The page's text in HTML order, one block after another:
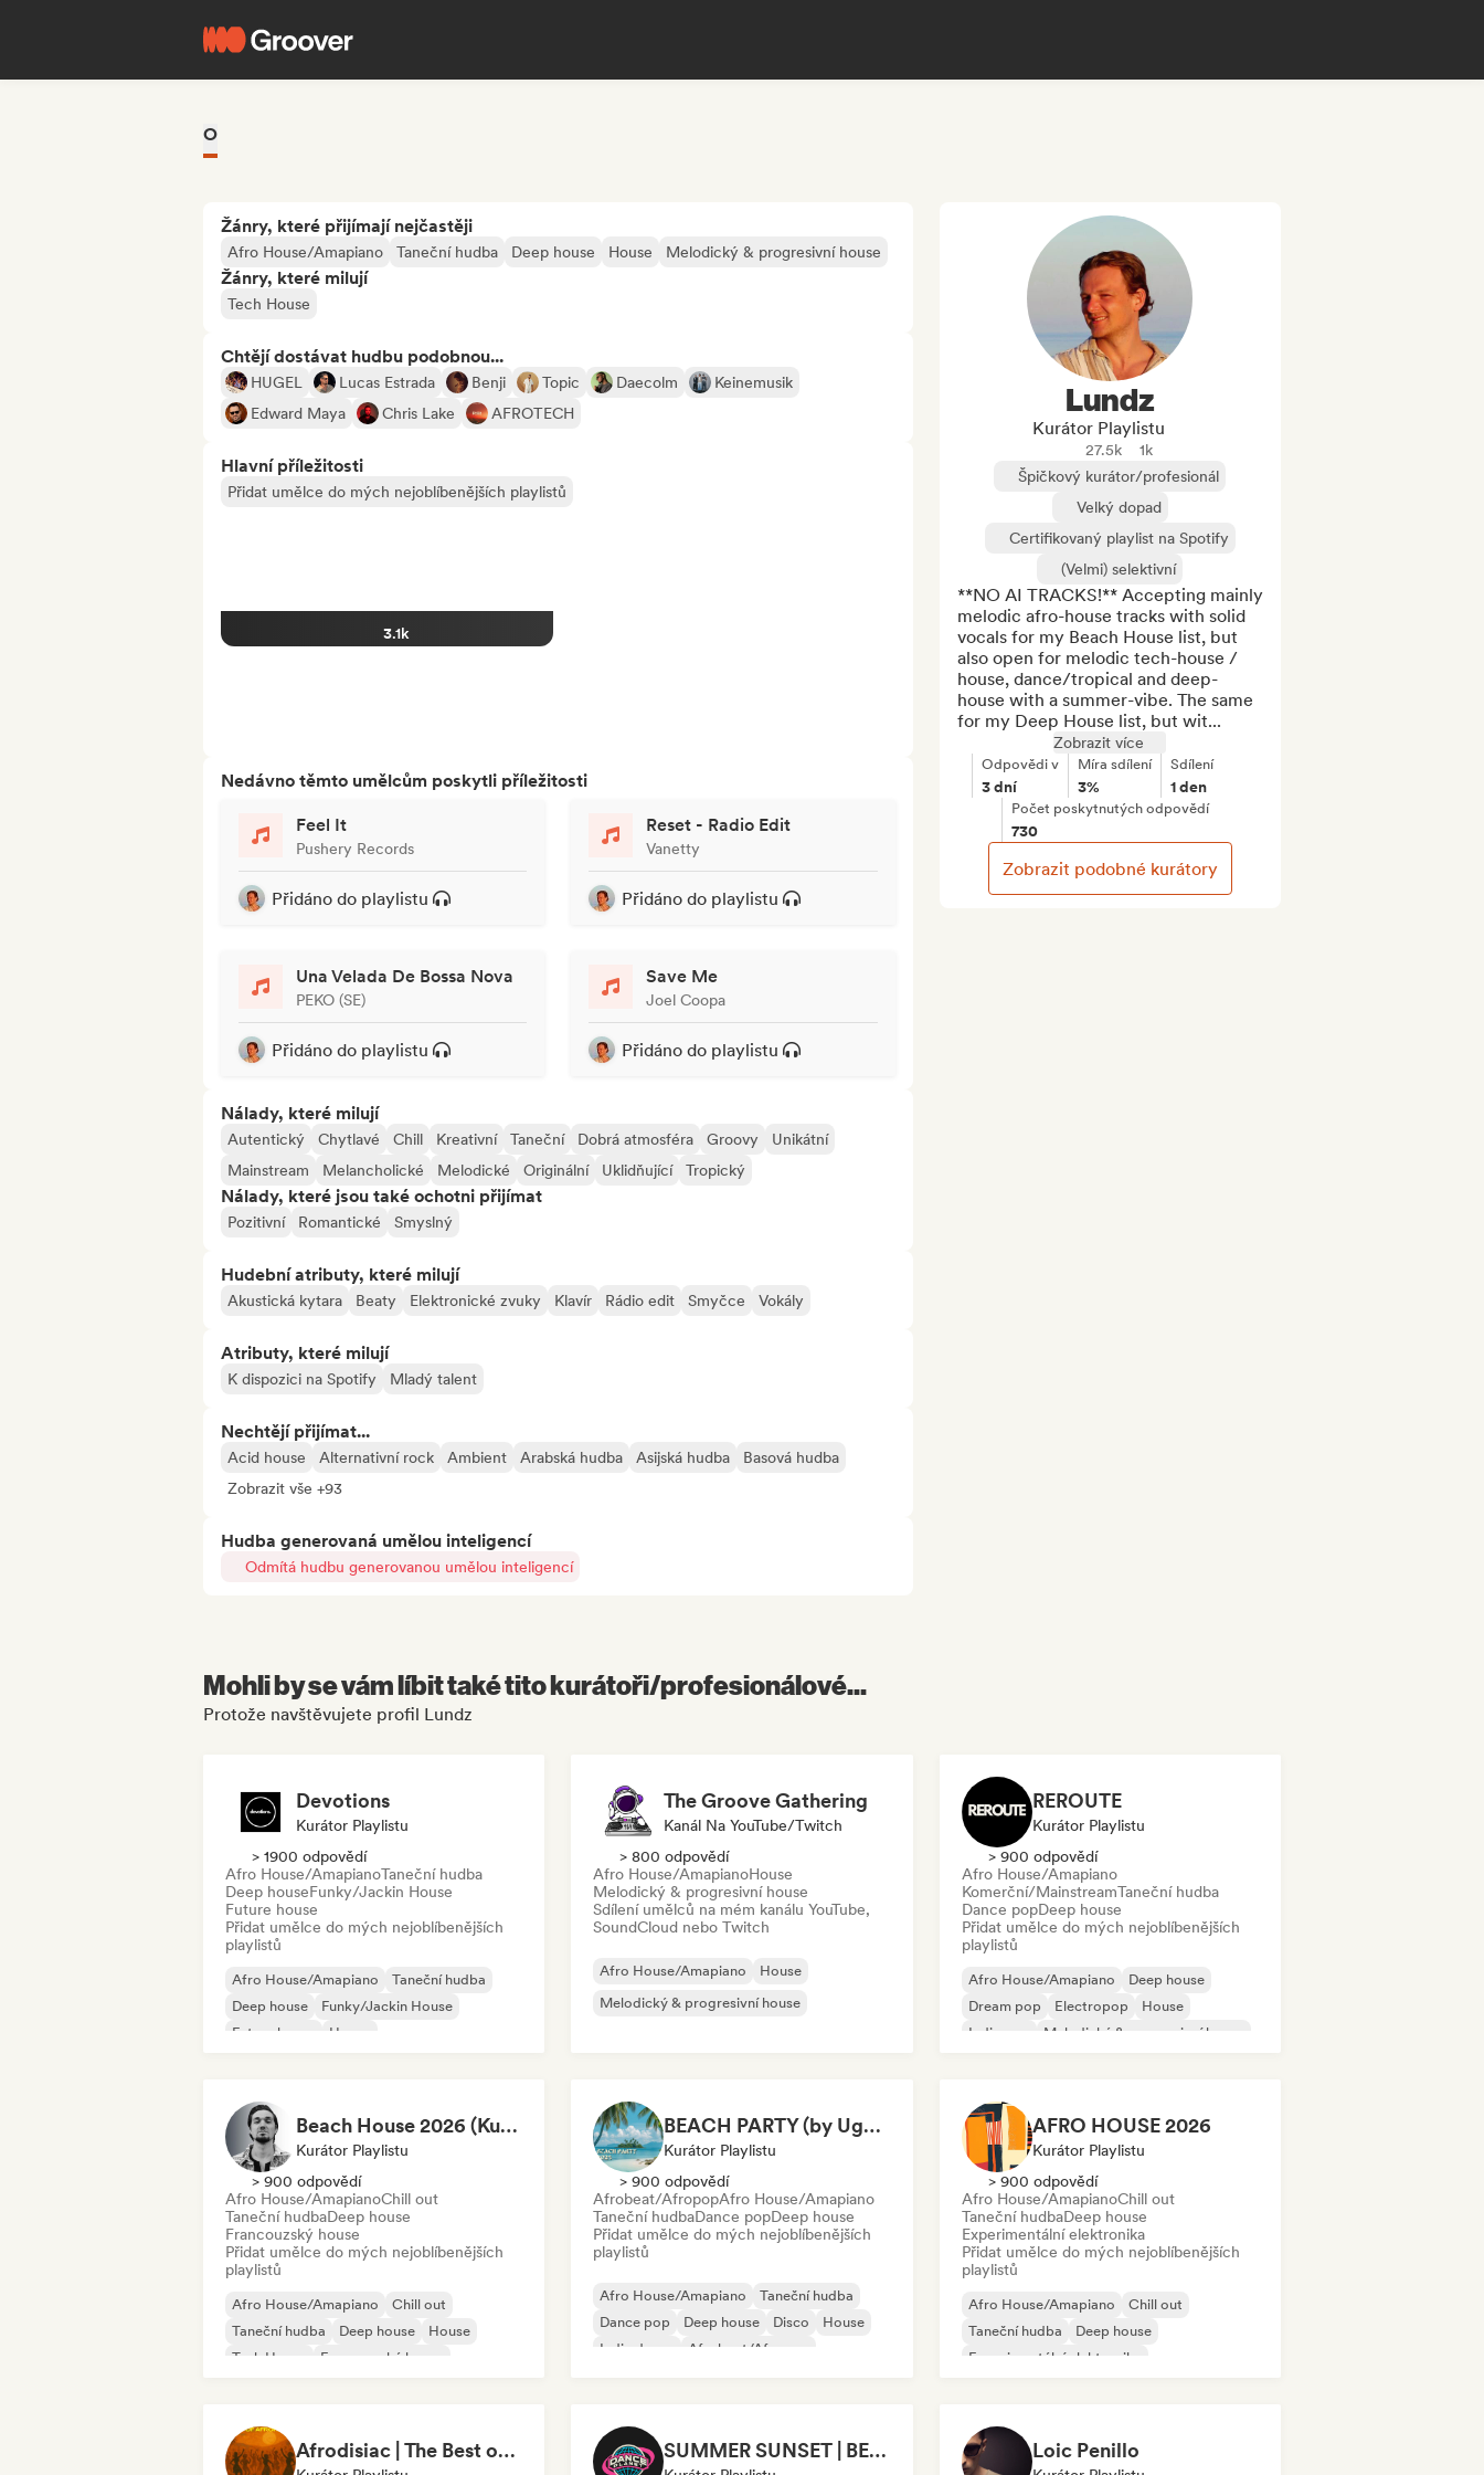
O
Žánry, které přijímají nejčastěji
Afro House/Amapiano Taneční hudba Deep house House Melodický & progresivní house
Žánry, které milují
Tech House
Chtějí dostávat hudbu podobnou...
HUGEL Lucas Estrada Benji Topic Daecolm
Keinemusik
Edward Maya
Chris Lake AFROTECH
Hlavní příležitosti
Přidat umělce do mých nejoblíbenějších playlistů
3.1k
Nedávno těmto umělcům poskytli příležitosti
Feel It
Pushery Records
Přidáno do playlistu
Reset - Radio Edit
Vanetty
Přidáno do playlistu
Una Velada De Bossa Nova
PEKO (SE)
Přidáno do playlistu
Save Me
Joel Coopa
Přidáno do playlistu
Nálady, které milují
Autentický Chytlavé Chill Kreativní Taneční Dobrá atmosféra Groovy
Unikátní
Mainstream
Melancholické Melodické Originální Uklidňující Tropický
Nálady, které jsou také ochotni přijímat
Pozitivní Romantické Smyslný
Hudební atributy, které milují
Akustická kytara Beaty Elektronické zvuky Klavír Rádio edit Smyčce Vokály
Atributy, které milují
K dispozici na Spotify Mladý talent
Nechtějí přijímat...
Acid house Alternativní rock Ambient Arabská hudba Asijská hudba
Basová hudba
Zobrazit vše +93
Hudba generovaná umělou inteligencí
Odmítá hudbu generovanou umělou inteligencí
Lundz
Kurátor Playlistu
27.5k
1k
Špičkový kurátor/profesionál
Velký dopad
Certifikovaný playlist na Spotify
(Velmi) selektivní
**NO AI TRACKS!** Accepting mainly
melodic afro-house tracks with solid
vocals for my Beach House list, but
also open for melodic tech-house /
house, dance/tropical and deep-
house with a summer-vibe. The same
for my Deep House list, but wit...
Zobrazit více
Odpovědi v
3 dní
Míra sdílení
3%
Sdílení
1 den
Počet poskytnutých odpovědí
730
Zobrazit podobné kurátory
Mohli by se vám líbit také tito kurátoři/profesionálové...
Protože navštěvujete profil Lundz
Devotions
Kurátor Playlistu
> 1900 odpovědí
Afro House/AmapianoTaneční hudba
Deep houseFunky/Jackin House
Future house
Přidat umělce do mých nejoblíbenějších
playlistů
Afro House/Amapiano
Taneční hudba
Deep house
Funky/Jackin House
Future house
House
The Groove Gathering
Kanál Na YouTube/Twitch
> 800 odpovědí
Afro House/AmapianoHouse
Melodický & progresivní house
Sdílení umělců na mém kanálu YouTube,
SoundCloud nebo Twitch
Afro House/Amapiano
House
Melodický & progresivní house
REROUTE
Kurátor Playlistu
> 900 odpovědí
Afro House/Amapiano
Komerční/MainstreamTaneční hudba
Dance popDeep house
Přidat umělce do mých nejoblíbenějších
playlistů
Afro House/Amapiano
Deep house
Dream pop
Electropop
House
Indie pop
Melodický & progresivní house
Beach House 2026 (Kubilay Sen)
Kurátor Playlistu
> 900 odpovědí
Afro House/AmapianoChill out
Taneční hudbaDeep house
Francouzský house
Přidat umělce do mých nejoblíbenějších
playlistů
Afro House/Amapiano
Chill out
Taneční hudba
Deep house
House
Tech House
Francouzský house
BEACH PARTY (by Ugg’A)
Kurátor Playlistu
> 900 odpovědí
Afrobeat/AfropopAfro House/Amapiano
Taneční hudbaDance popDeep house
Přidat umělce do mých nejoblíbenějších
playlistů
Afro House/Amapiano
Taneční hudba
Dance pop
Deep house Disco
House
Indie dance
Afrobeat/Afropop
AFRO HOUSE 2026
Kurátor Playlistu
> 900 odpovědí
Afro House/AmapianoChill out
Taneční hudbaDeep house
Experimentální elektronika
Přidat umělce do mých nejoblíbenějších
playlistů
Afro House/Amapiano
Chill out
Taneční hudba
Deep house
Experimentální elektronika
Afrodisiac | The Best of Afro House SUMMER SUNSET | BEACH BAR 2026 Loic Penillo